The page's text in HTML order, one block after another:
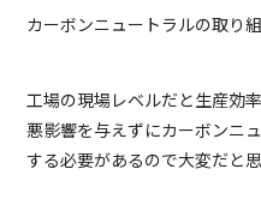
カーボンニュートラルの取り
工場の現場レベルだと生産効
悪影響を与えずにカーボンニ
する必要があるので大変だと思